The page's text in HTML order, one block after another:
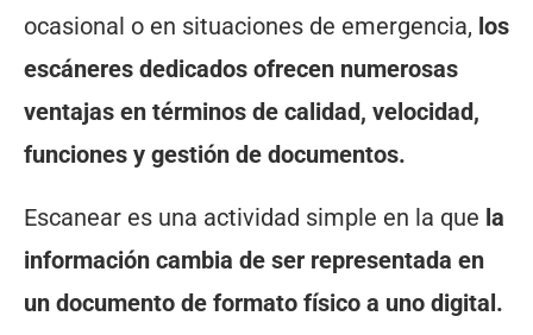
ocasional o en situaciones de emergencia, los
escáneres dedicados ofrecen numerosas
ventajas en términos de calidad, velocidad,
funciones y gestión de documentos.
Escanear es una actividad simple en la que la
información cambia de ser representada en
un documento de formato físico a uno digital.